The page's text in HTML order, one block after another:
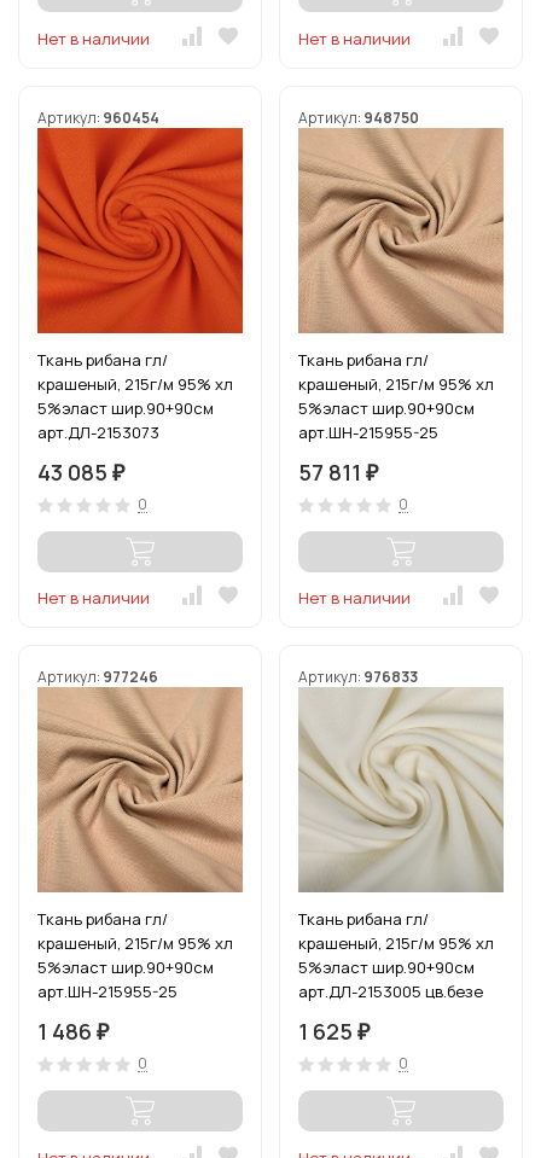
Нет в наличии Нет в наличии
Артикул: 960454
Ткань рибана гл/
крашеный, 215г/м 95% хл
5%эласт шир.90+90см
арт.ДЛ-2153073
(1кг-2,52м)
43 085 ₽
0
Нет в наличии
Артикул: 948750
Ткань рибана гл/
крашеный, 215г/м 95% хл
5%эласт шир.90+90см
арт.ШН-215955-25
рул.15-80м
57 811 ₽
0
Нет в наличии
Артикул: 977246
Ткань рибана гл/
крашеный, 215г/м 95% хл
5%эласт шир.90+90см
арт.ШН-215955-25
1 486 ₽
0
Артикул: 976833
Ткань рибана гл/
крашеный, 215г/м 95% хл
5%эласт шир.90+90см
арт.ДЛ-2153005 цв.безе
1 625 ₽
0